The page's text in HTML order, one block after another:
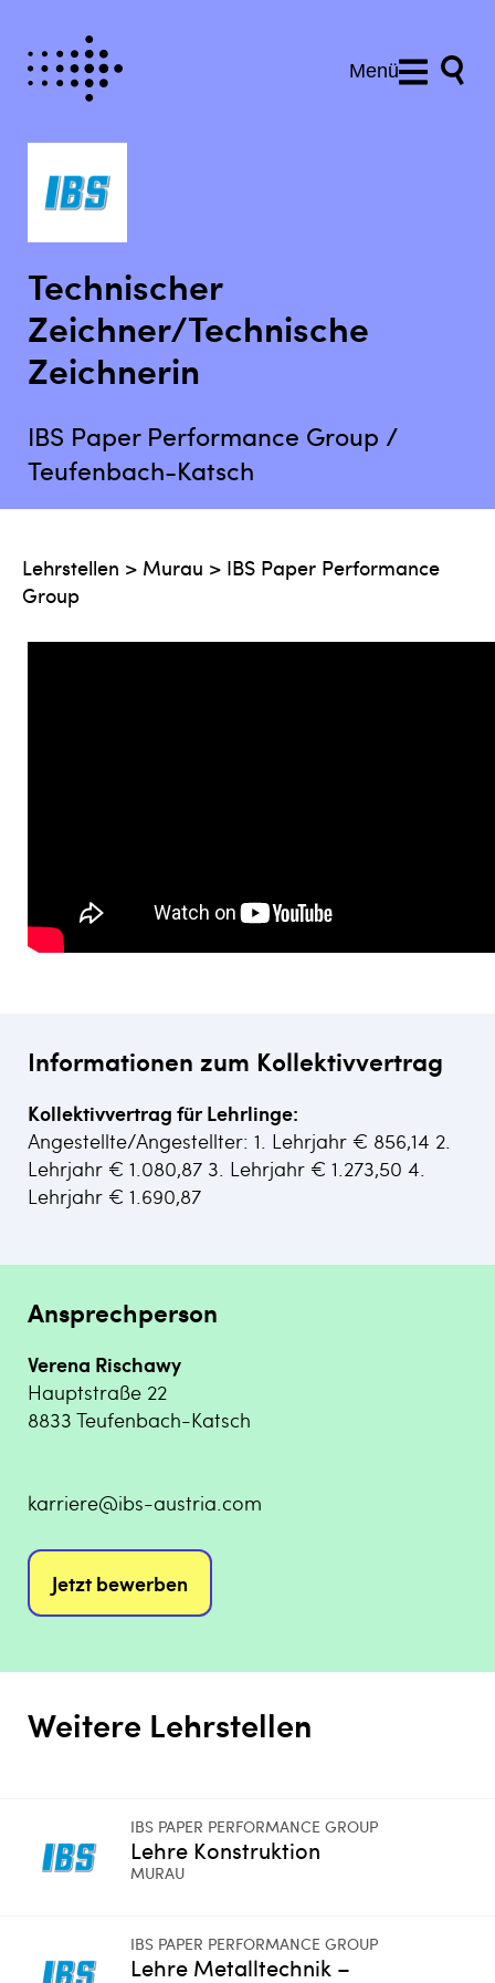
Menü
Technischer
Zeichner/Technische
Zeichnerin
IBS Paper Performance Group /
Teufenbach-Katsch
Lehrstellen > Murau > IBS Paper Performance
Group
Informationen zum Kollektivvertrag
Kollektivvertrag für Lehrlinge:
Angestellte/Angestellter: 1. Lehrjahr € 856,14 2.
Lehrjahr € 1.080,87 3. Lehrjahr € 1.273,50 4.
Lehrjahr € 1.690,87
Ansprechperson
Verena Rischawy
Hauptstraße 22
8833 Teufenbach-Katsch
karriere@ibs-austria.com
Jetzt bewerben
Weitere Lehrstellen
IBS PAPER PERFORMANCE GROUP
Lehre Konstruktion
MURAU
IBS PAPER PERFORMANCE GROUP
Lehre Metalltechnik –